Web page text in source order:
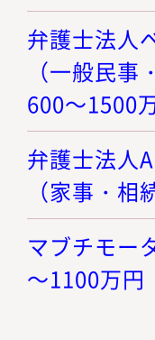
弁護士法人
（一般民
600～1500
弁護士法人
（家事・
マブチモー
～1100万円